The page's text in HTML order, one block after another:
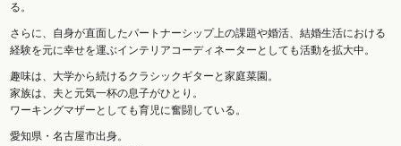
る。
さらに、自身が直面したパートナーシップ上の課題や婚活、結婚生活における
経験を元に幸せを運ぶインテリアコーディネーターとしても活動を拡大中。
趣味は、大学から続けるクラシックギターと家庭菜園。
家族は、夫と元気一杯の息子がひとり。
ワーキングマザーとしても育児に奮闘している。
愛知県・名古屋市出身。